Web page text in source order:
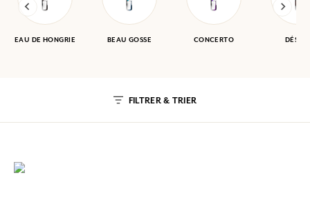
EAU DE HONGRIE BEAU GOSSE CONCERTO
FILTRER & TRIER